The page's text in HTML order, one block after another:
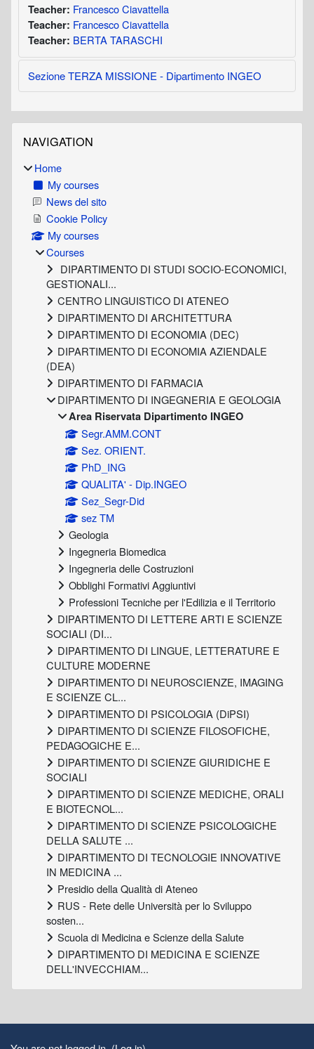
Teacher: Francesco Ciavattella
Teacher: Francesco Ciavattella
Teacher: BERTA TARASCHI
Sezione TERZA MISSIONE - Dipartimento INGEO
Blocks
NAVIGATION
Home
My courses
News del sito
Cookie Policy
My courses
Courses
DIPARTIMENTO DI STUDI SOCIO-ECONOMICI,
GESTIONALI...
CENTRO LINGUISTICO DI ATENEO
DIPARTIMENTO DI ARCHITETTURA
DIPARTIMENTO DI ECONOMIA (DEC)
DIPARTIMENTO DI ECONOMIA AZIENDALE
(DEA)
DIPARTIMENTO DI FARMACIA
DIPARTIMENTO DI INGEGNERIA E GEOLOGIA
Area Riservata Dipartimento INGEO
Segr.AMM.CONT
Sez. ORIENT.
PhD_ING
QUALITA' - Dip.INGEO
Sez_Segr-Did
sez TM
Geologia
Ingegneria Biomedica
Ingegneria delle Costruzioni
Obblighi Formativi Aggiuntivi
Professioni Tecniche per l'Edilizia e il Territorio
DIPARTIMENTO DI LETTERE ARTI E SCIENZE
SOCIALI (DI...
DIPARTIMENTO DI LINGUE, LETTERATURE E
CULTURE MODERNE
DIPARTIMENTO DI NEUROSCIENZE, IMAGING
E SCIENZE CL...
DIPARTIMENTO DI PSICOLOGIA (DiPSI)
DIPARTIMENTO DI SCIENZE FILOSOFICHE,
PEDAGOGICHE E...
DIPARTIMENTO DI SCIENZE GIURIDICHE E
SOCIALI
DIPARTIMENTO DI SCIENZE MEDICHE, ORALI
E BIOTECNOL...
DIPARTIMENTO DI SCIENZE PSICOLOGICHE
DELLA SALUTE ...
DIPARTIMENTO DI TECNOLOGIE INNOVATIVE
IN MEDICINA ...
Presidio della Qualità di Ateneo
RUS - Rete delle Università per lo Sviluppo
sosten...
Scuola di Medicina e Scienze della Salute
DIPARTIMENTO DI MEDICINA E SCIENZE
DELL'INVECCHIAM...
Supplementary blocks